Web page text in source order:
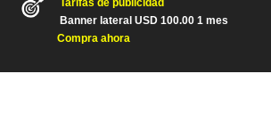
Tarifas de publicidad
Banner lateral USD 100.00 1 mes
Compra ahora